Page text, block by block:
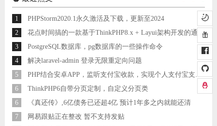
1
PHPStorm2020.1永久激活及下载，更新至2024
2
花点时间搞的一款基于ThinkPHP8.x + Layui架构开发的通用后台管理系统
3
PostgreSQL数据库，pg数据库的一些操作命令
4
解决laravel-admin 登录无限重定向问题
5
6
ThinkPHP6自带分页定制，自定义分页类
6
《真还传》,6亿债务已还超4亿 预计1年多之内就能还清
7
网易跟贴正在整改 暂不支持发贴